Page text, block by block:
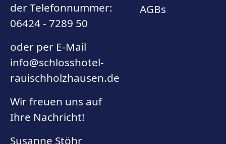
der Telefonnummer:
06424 - 7289 50
oder per E-Mail
info@schlosshotel-
rauischholzhausen.de
Wir freuen uns auf
Ihre Nachricht!
Susanne Stöhr
AGBs